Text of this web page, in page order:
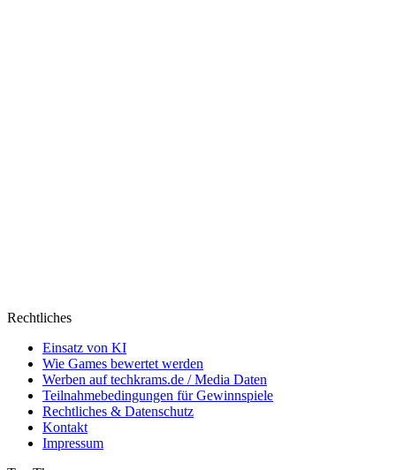
Rechtliches
Einsatz von KI
Wie Games bewertet werden
Werben auf techkrams.de / Media Daten
Teilnahmebedingungen für Gewinnspiele
Rechtliches & Datenschutz
Kontakt
Impressum